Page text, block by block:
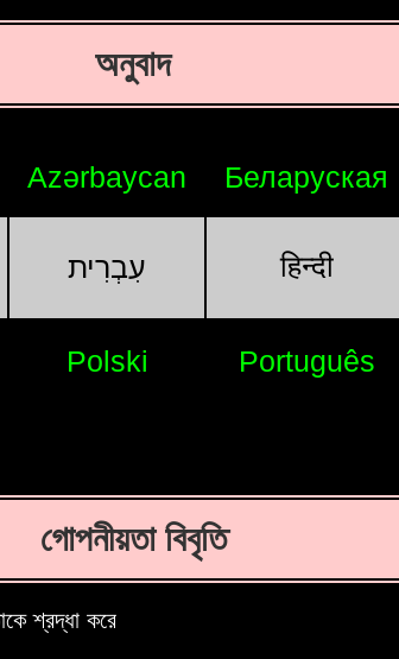
অনুবাদ
Azərbaycan Беларуская
עִבְרִית हिन्दी
Polski Português
গোপনীয়তা বিবৃতি
শ্রদ্ধা করে